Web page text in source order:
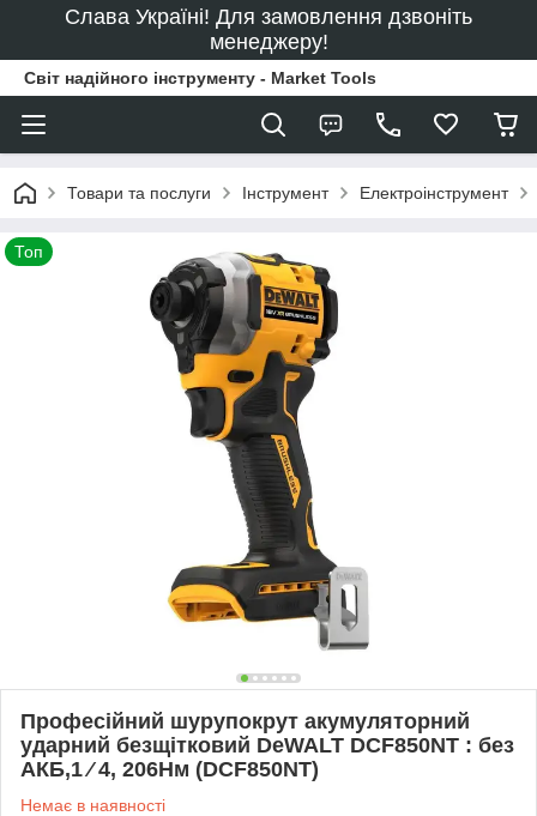
Слава Україні! Для замовлення дзвоніть
менеджеру!
Світ надійного інструменту - Market Tools
Товари та послуги Інструмент Електроінструмент
Топ
Професійний шурупокрут акумуляторний
ударний безщітковий DeWALT DCF850NT : без
АКБ,1 ⁄ 4, 206Нм (DCF850NT)
Немає в наявності